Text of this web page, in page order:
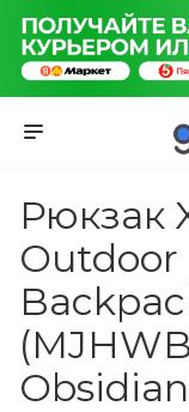
Рюкзак
Outdoor